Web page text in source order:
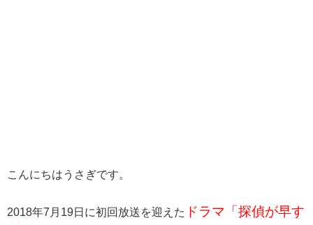
こんにちはうさぎです。
2018年7月19日に初回放送を迎えた ドラマ「探偵が早す